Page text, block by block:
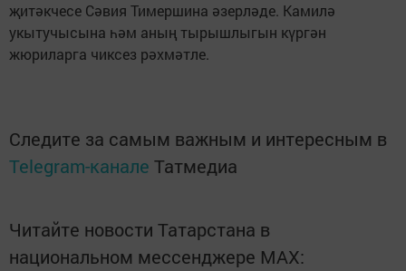
җитәкчесе Сәвия Тимершина әзерләде. Камилә
укытучысына һәм аның тырышлыгын күргән
жюриларга чиксез рәхмәтле.
Следите за самым важным и интересным в
Telegram-канале Татмедиа
Читайте новости Татарстана в
национальном мессенджере MАХ: